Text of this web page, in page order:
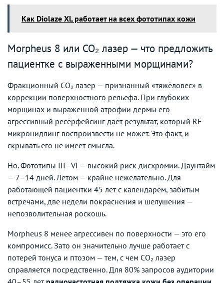
Как Diolaze XL работает на всех фототипах кожи
Morpheus 8 или CO₂ лазер — что предложить
пациентке с выраженными морщинами?
Фракционный CO₂ лазер — признанный «тяжёловес» в
коррекции поверхностного рельефа. При глубоких
морщинах и выраженной атрофии дермы его
агрессивный ресёрфейсинг даёт результат, который RF-
микронидлинг воспроизвести не может. Это факт, и
скрывать его не имеет смысла.
Но. Фототипы III–VI — высокий риск дисхромии. Даунтайм
— 7–14 дней. Летом — крайне нежелательно. Для
работающей пациентки 45 лет с календарём, забитым
встречами, две недели покраснения и шелушения —
непозволительная роскошь.
Morpheus 8 менее агрессивен по поверхности — это его
компромисс. Зато он значительно лучше работает с
потерей тонуса и птозом — тем, с чем CO₂ лазер
справляется посредственно. Для 80% запросов аудитории